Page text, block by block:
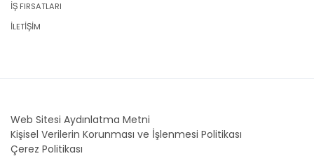
İŞ FIRSATLARI
İLETİŞİM
Web Sitesi Aydınlatma Metni
Kişisel Verilerin Korunması ve İşlenmesi Politikası
Çerez Politikası